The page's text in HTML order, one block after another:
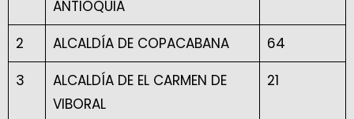
ANTIOQUIA
2 ALCALDÍA DE COPACABANA
64
3
ALCALDÍA DE EL CARMEN DE
VIBORAL
21